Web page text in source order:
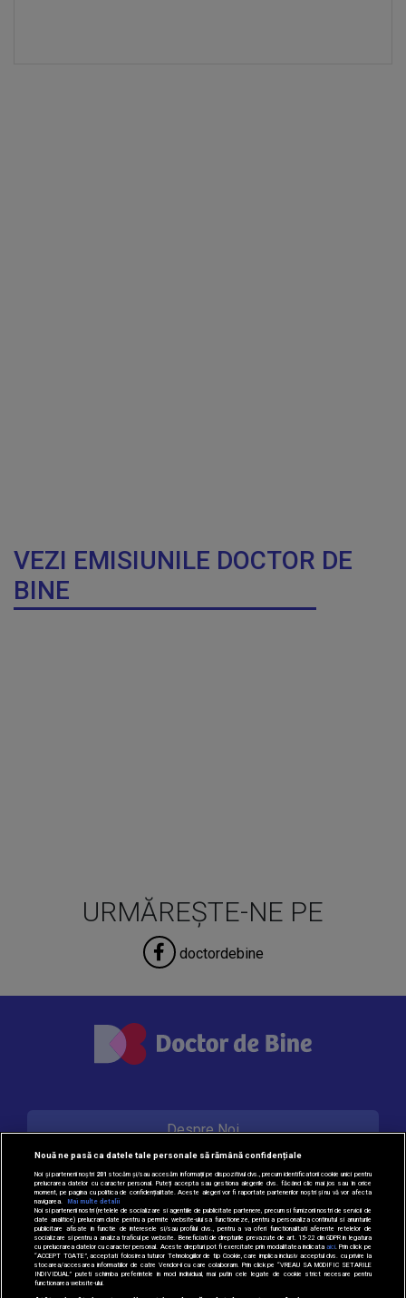
VEZI EMISIUNILE DOCTOR DE
BINE
URMĂREȘTE-NE PE
doctordebine
Despre Noi
Contact
Politica de cookie
Nouă ne pasă ca datele tale personale să rămână confidențiale
Noi și partenerii noștri 201 stocăm și/sau accesăm informații pe dispozitivul dvs., precum identificatorii cookie unici pentru
prelucrarea datelor cu caracter personal. Puteți accepta sau gestiona alegerile dvs. făcând clic mai jos sau în orice
moment, pe pagina cu politica de confidențialitate. Aceste alegeri vor fi raportate partenerilor noștri și nu vă vor afecta
navigarea.
Mai multe detalii
Noi si partenerii nostri (retelele de socializare si agentiile de publicitate partenere, precum si furnizorii nostri de servicii de
date analitice) prelucram date pentru a permite website-ului sa functioneze, pentru a personaliza continutul si anunturile
publicitare afisate in functie de interesele si/sau profilul dvs., pentru a va oferi functionalitati aferente retelelor de
socializare si pentru a analiza traficul pe website. Beneficiati de drepturile prevazute de art. 15-22 din GDPR in legatura
cu prelucrarea datelor cu caracter personal. Aceste drepturi pot fi exercitate prin modalitatea indicataaici . Prin click pe
“ACCEPT TOATE”, acceptati folosirea tuturor Tehnologiilor de tip Cookie, care implica inclusiv acceptul dvs. cu privire la
stocarea/accesarea informatiilor de catre Vendor-ii cu care colaboram. Prin click pe “VREAU SA MODIFIC SETARILE
INDIVIDUAL” puteti schimba preferintele in mod individual, mai putin cele legate de cookie strict necesare pentru
functionarea website-ului.